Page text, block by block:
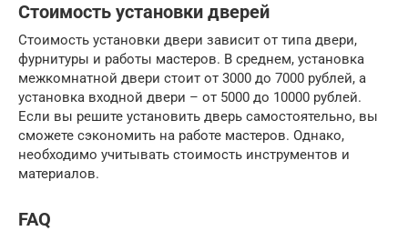
Стоимость установки дверей
Стоимость установки двери зависит от типа двери,
фурнитуры и работы мастеров. В среднем, установка
межкомнатной двери стоит от 3000 до 7000 рублей, а
установка входной двери – от 5000 до 10000 рублей.
Если вы решите установить дверь самостоятельно, вы
сможете сэкономить на работе мастеров. Однако,
необходимо учитывать стоимость инструментов и
материалов.
FAQ